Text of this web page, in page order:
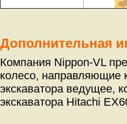
Дополнительная
Компания Nippon-VL
колесо, направляющие
экскаватора ведущее,
экскаватора Hitachi